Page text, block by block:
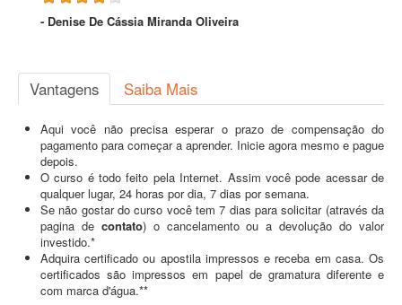
- Denise De Cássia Miranda Oliveira
Vantagens Saiba Mais
Aqui você não precisa esperar o prazo de compensação do
pagamento para começar a aprender. Inicie agora mesmo e pague
depois.
O curso é todo feito pela Internet. Assim você pode acessar de
qualquer lugar, 24 horas por dia, 7 dias por semana.
Se não gostar do curso você tem 7 dias para solicitar (através da
pagina de contato) o cancelamento ou a devolução do valor
investido.*
Adquira certificado ou apostila impressos e receba em casa. Os
certificados são impressos em papel de gramatura diferente e
com marca d'água.**